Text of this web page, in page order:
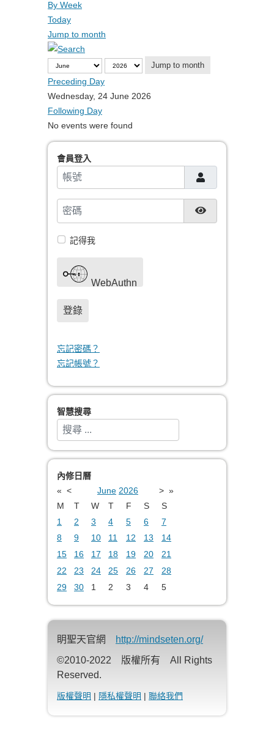
By Week
Today
Jump to month
Jump to month
Preceding Day
Wednesday, 24 June 2026
Following Day
No events were found
會員登入
帳號
密碼 顯示密碼
記得我
WebAuthn
登錄
忘記密碼？
忘記帳號？
智慧搜尋
搜索
Type 2 or more characters for results.
內修日曆
« < June 2026 > »
M
T W T F S
S
1
2 3 4 5 6
7
8
9 10 11 12 13
14
15
16 17 18 19 20
21
22
23 24 25 26 27
28
29
30 1 2 3 4 5
眀聖天官網
http://mindseten.org/
©2010-2022 版權所有 All Rights
Reserved.
版權聲明 | 隱私權聲明 | 聯絡我們